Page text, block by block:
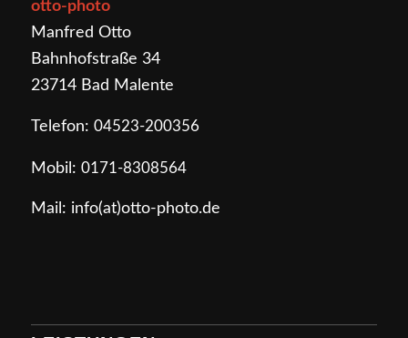
otto-photo
Manfred Otto
Bahnhofstraße 34
23714 Bad Malente
Telefon: 04523-200356
Mobil: 0171-8308564
Mail: info(at)otto-photo.de